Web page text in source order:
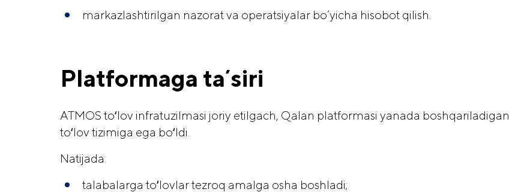
markazlashtirilgan nazorat va operatsiyalar bo’yicha hisobot qilish.
Platformaga taʼsiri
ATMOS toʻlov infratuzilmasi joriy etilgach, Qalan platformasi yanada boshqariladigan
toʻlov tizimiga ega boʻldi.
Natijada:
talabalarga toʻlovlar tezroq amalga osha boshladi;